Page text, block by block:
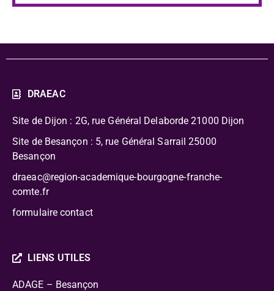
DRAEAC
Site de Dijon : 2G, rue Général Delaborde 21000 Dijon
Site de Besançon : 5, rue Général Sarrail 25000
Besançon
draeac@region-academique-bourgogne-franche-
comte.fr
formulaire contact
LIENS UTILES
ADAGE – Besançon